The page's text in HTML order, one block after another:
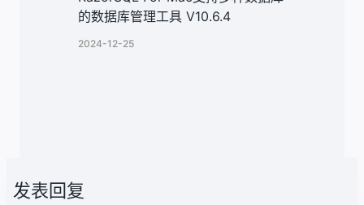
的数据库管理工具 V10.6.4
2024-12-25
发表回复